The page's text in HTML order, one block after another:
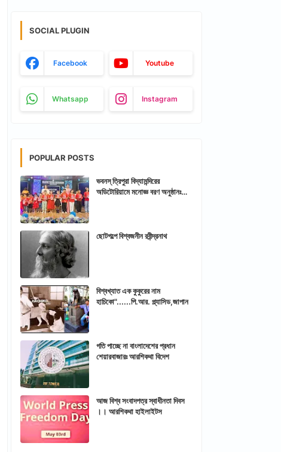
SOCIAL PLUGIN
Facebook Youtube
Whatsapp Instagram
POPULAR POSTS
ভবনস্ ত্রিপুরা বিদ্যামন্দিরের
অডিটোরিয়ামে মনোজ্ঞ বরণ অনুষ্ঠানঃ
ছোটগল্পে বিশ্বজনীন রবীন্দ্রনাথ
বিশ্বখ্যাত এক কুকুরের নাম
হাচিকো"......পি.আর. প্ল্যাসিড,জাপান
গতি পাচ্ছে না বাংলাদেশের প্রধান
শেয়ারবাজারঃ আরশিকথা বিদেশ
আজ বিশ্ব সংবাদপত্র স্বাধীনতা দিবস
।। আরশিকথা হাইলাইটস